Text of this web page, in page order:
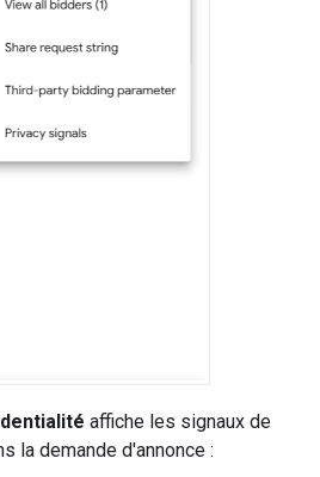
affiche les signaux de
la demande d'annonce :